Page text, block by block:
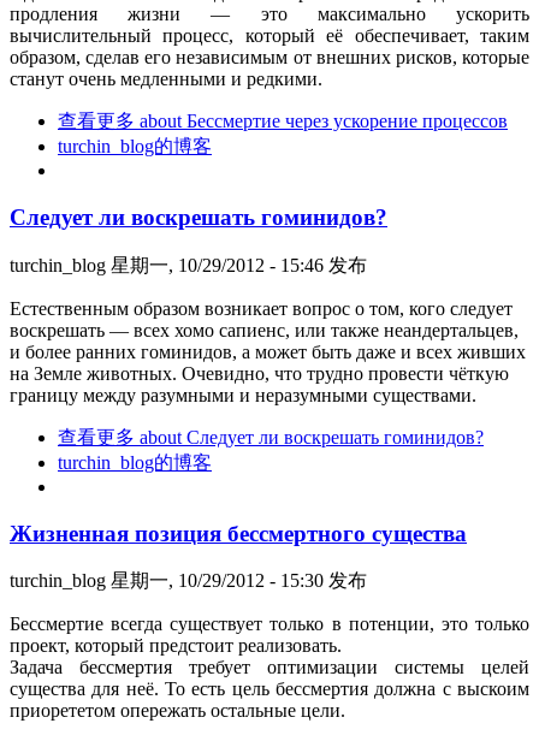
продления жизни — это максимально ускорить
вычислительный процесс, который её обеспечивает, таким
образом, сделав его независимым от внешних рисков, которые
станут очень медленными и редкими.
查看更多 about Бессмертие через ускорение процессов
turchin_blog的博客
Следует ли воскрешать гоминидов?
turchin_blog 星期一, 10/29/2012 - 15:46 发布
Естественным образом возникает вопрос о том, кого следует
воскрешать — всех хомо сапиенс, или также неандертальцев,
и более ранних гоминидов, а может быть даже и всех живших
на Земле животных. Очевидно, что трудно провести чёткую
границу между разумными и неразумными существами.
查看更多 about Следует ли воскрешать гоминидов?
turchin_blog的博客
Жизненная позиция бессмертного существа
turchin_blog 星期一, 10/29/2012 - 15:30 发布
Бессмертие всегда существует только в потенции, это только
проект, который предстоит реализовать.
Задача бессмертия требует оптимизации системы целей
существа для неё. То есть цель бессмертия должна с выскоим
приорететом опережать остальные цели.